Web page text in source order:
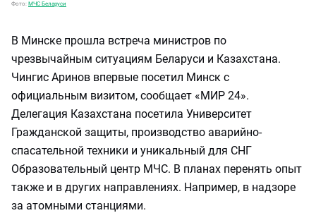
Фото: МЧС Беларуси
В Минске прошла встреча министров по
чрезвычайным ситуациям Беларуси и Казахстана.
Чингис Аринов впервые посетил Минск с
официальным визитом, сообщает «МИР 24».
Делегация Казахстана посетила Университет
Гражданской защиты, производство аварийно-
спасательной техники и уникальный для СНГ
Образовательный центр МЧС. В планах перенять опыт
также и в других направлениях. Например, в надзоре
за атомными станциями.